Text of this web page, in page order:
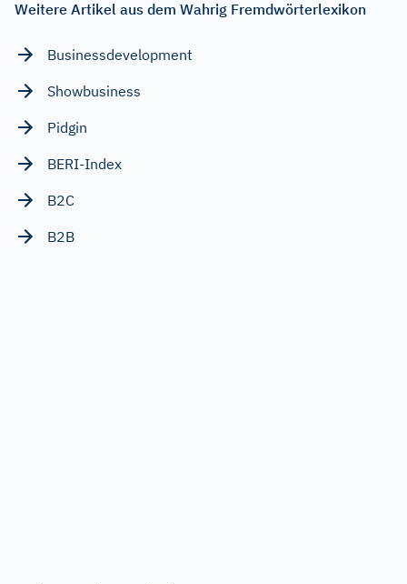
Weitere Artikel aus dem Wahrig Fremdwörterlexikon
Businessdevelopment
Showbusiness
Pidgin
BERI-Index
B2C
B2B